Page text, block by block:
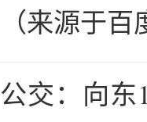
（来源于
公交：向东